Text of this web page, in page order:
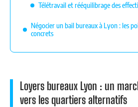
Télétravail et rééquilibrage des
Négocier un bail bureaux à Lyon : les
concrets
Loyers bureaux Lyon : un
vers les quartiers alternatifs